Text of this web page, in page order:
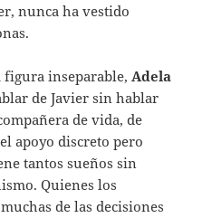
nunca ha vestido
figura inseparable,Adela
de Javier sin hablar
de vida, de
apoyo discreto pero
tantos sueños sin
Quienes los
de las decisiones